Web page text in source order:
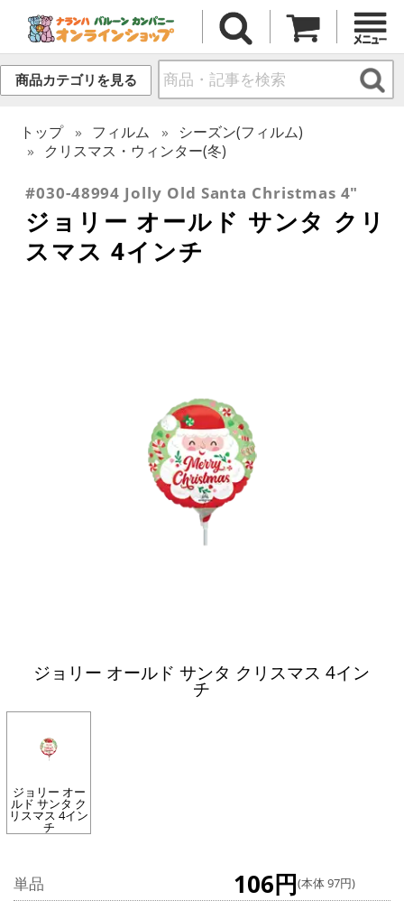
商品カテゴリを見る
トップ フィルム
シーズン(フィルム)
クリスマス・ウィンター(冬)
#030-48994 Jolly Old Santa Christmas 4"
ジョリー オールド サンタ クリ
スマス 4インチ
ジョリー オールド サンタ クリスマス 4イン
チ
ジョリー オー
ルド サンタ ク
リスマス 4イン
チ
単品 106円(本体 97円)